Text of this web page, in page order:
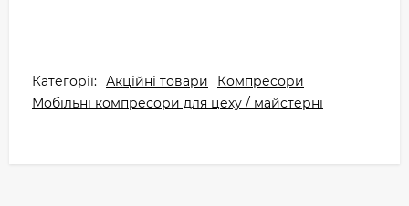
Категорії: Акційні товари
Компресори
Мобільні компресори для цеху / майстерні